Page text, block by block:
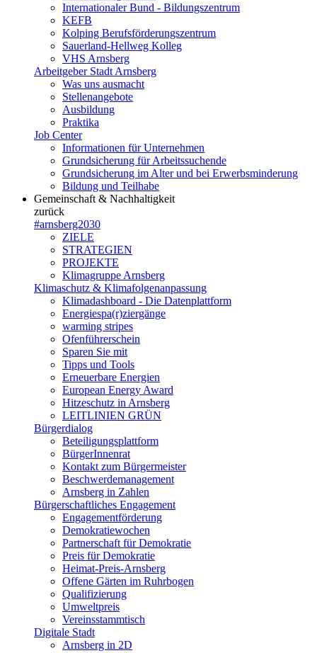
Internationaler Bund - Bildungszentrum
KEFB
Kolping Berufsförderungszentrum
Sauerland-Hellweg Kolleg
VHS Arnsberg
Arbeitgeber Stadt Arnsberg
Was uns ausmacht
Stellenangebote
Ausbildung
Praktika
Job Center
Informationen für Unternehmen
Grundsicherung für Arbeitssuchende
Grundsicherung im Alter und bei Erwerbsminderung
Bildung und Teilhabe
Gemeinschaft & Nachhaltigkeit
zurück
#arnsberg2030
ZIELE
STRATEGIEN
PROJEKTE
Klimagruppe Arnsberg
Klimaschutz & Klimafolgenanpassung
Klimadashboard - Die Datenplattform
Energiespa(r)ziergänge
warming stripes
Ofenführerschein
Sparen Sie mit
Tipps und Tools
Erneuerbare Energien
European Energy Award
Hitzeschutz in Arnsberg
LEITLINIEN GRÜN
Bürgerdialog
Beteiligungsplattform
BürgerInnenrat
Kontakt zum Bürgermeister
Beschwerdemanagement
Arnsberg in Zahlen
Bürgerschaftliches Engagement
Engagementförderung
Demokratiewochen
Partnerschaft für Demokratie
Preis für Demokratie
Heimat-Preis-Arnsberg
Offene Gärten im Ruhrbogen
Qualifizierung
Umweltpreis
Vereinsstammtisch
Digitale Stadt
Arnsberg in 2D